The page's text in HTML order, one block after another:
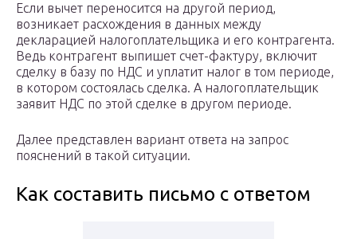
Если вычет переносится на другой период,
возникает расхождения в данных между
декларацией налогоплательщика и его контрагента.
Ведь контрагент выпишет счет-фактуру, включит
сделку в базу по НДС и уплатит налог в том периоде,
в котором состоялась сделка. А налогоплательщик
заявит НДС по этой сделке в другом периоде.
Далее представлен вариант ответа на запрос
пояснений в такой ситуации.
Как составить письмо с ответом